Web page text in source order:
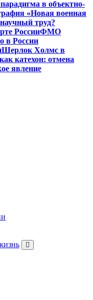
в объектно-
«Новая военная
труд?
РоссииФМО
в России
Шерлок Холмс в
катехон: отмена
явление